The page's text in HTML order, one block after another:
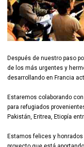
Después de nuestro paso
de los más urgentes y
desarrollando en Francia
Estaremos colaborando
para refugiados
Pakistán, Eritrea, Etiopía
Estamos felices y